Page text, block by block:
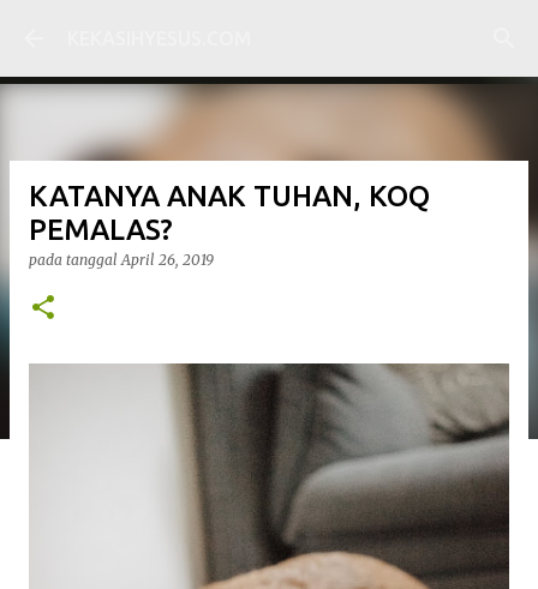
KATANYA ANAK TUHAN, KOQ
PEMALAS?
pada tanggalApril 26, 2019